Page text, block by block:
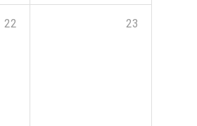
22 23